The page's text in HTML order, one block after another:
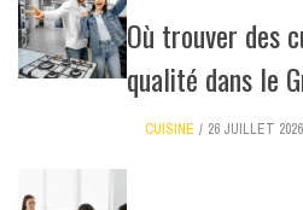
Où trouver des
qualité dans le
CUISINE 26 JUILLET 2026